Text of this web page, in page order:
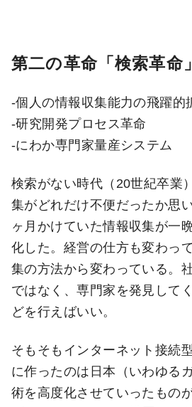
第二の革命「検索革命」
-個人の情報収集能力の飛躍的
-研究開発プロセス革命
-にわか専門家量産システム
検索がない時代（20世紀卒業
集がどれだけ不便だったか思
ヶ月かけていた情報収集が一
化した。経営の仕方も変わっ
集の方法から変わっている。
ではなく、専門家を発見して
どを行えばいい。
そもそもインターネット接続
に作ったのは日本（いわゆる
術を高度化させていったもの